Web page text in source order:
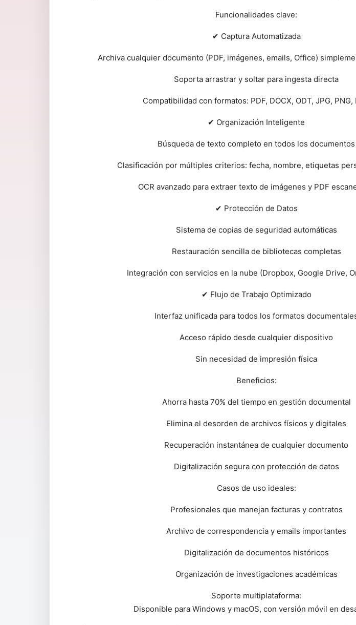
Funcionalidades clave:
✔ Captura Automatizada
Archiva cualquier documento (PDF, imágenes, emails, Office)
Soporta arrastrar y soltar para ingesta directa
Compatibilidad con formatos: PDF, DOCX, ODT, JPG, PNG,
✔ Organización Inteligente
Búsqueda de texto completo en todos los documentos
Clasificación por múltiples criterios: fecha, nombre, etiquetas
OCR avanzado para extraer texto de imágenes y PDF
✔ Protección de Datos
Sistema de copias de seguridad automáticas
Restauración sencilla de bibliotecas completas
Integración con servicios en la nube (Dropbox, Google Drive,
✔ Flujo de Trabajo Optimizado
Interfaz unificada para todos los formatos
Acceso rápido desde cualquier dispositivo
Sin necesidad de impresión física
Beneficios:
Ahorra hasta 70% del tiempo en gestión documental
Elimina el desorden de archivos físicos y digitales
Recuperación instantánea de cualquier documento
Digitalización segura con protección de datos
Casos de uso ideales:
Profesionales que manejan facturas y contratos
Archivo de correspondencia y emails importantes
Digitalización de documentos históricos
Organización de investigaciones académicas
Soporte multiplataforma:
Disponible para Windows y macOS, con versión móvil en